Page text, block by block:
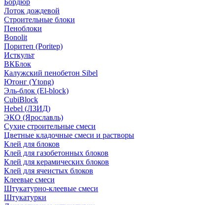
Бордюр
Лоток дождевой
Строительные блоки
Пеноблоки
Bonolit
Поритеп (Poritep)
Исткульт
ВКБлок
Калужский пенобетон Sibel
Ютонг (Ytong)
Эль-блок (El-block)
CubiBlock
Hebel (ЛЗИД)
ЭКО (Ярославль)
Сухие строительные смеси
Цветные кладочные смеси и растворы
Клей для блоков
Клей для газобетонных блоков
Клей для керамических блоков
Клей для ячеистых блоков
Клеевые смеси
Штукатурно-клеевые смеси
Штукатурки